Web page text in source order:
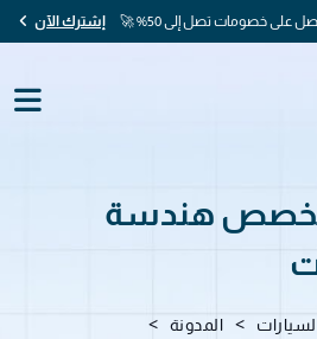
على خصومات تصل إلى 50% 🚀 إشترك الآن
تخصص هندسة
> المدونة >